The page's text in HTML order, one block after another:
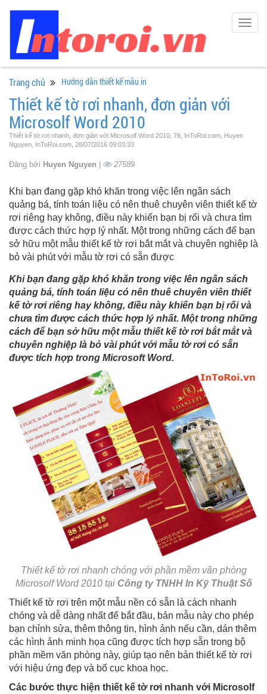
Trang chủ Hướng dẫn thiết kế mẫu in
Thiết kế tờ rơi nhanh, đơn giản với
Microsolf Word 2010
Thiết kế tờ rơi nhanh, đơn giản với Microsolf Word 2010, 76, InToRoi.com, Huyen
Nguyen, InToRoi.com, 28/07/2016 09:03:33
Đăng bởi Huyen Nguyen 27589
Khi bạn đang gặp khó khăn trong việc lên ngân sách
quảng bá, tính toán liệu có nên thuê chuyên viên thiết kế tờ
rơi riêng hay không, điều này khiến bạn bị rối và chưa tìm
được cách thức hợp lý nhất. Một trong những cách để bạn
sở hữu một mẫu thiết kế tờ rơi bắt mắt và chuyên nghiệp là
bỏ vài phút với mẫu tờ rơi có sẵn được
Khi bạn đang gặp khó khăn trong việc lên ngân sách
quảng bá, tính toán liệu có nên thuê chuyên viên thiết
kế tờ rơi riêng hay không, điều này khiến bạn bị rối và
chưa tìm được cách thức hợp lý nhất. Một trong những
cách để bạn sở hữu một mẫu thiết kế tờ rơi bắt mắt và
chuyên nghiệp là bỏ vài phút với mẫu tờ rơi có sẵn
được tích hợp trong Microsoft Word.
Thiết kế tờ rơi nhanh chóng với phần mềm văn phòng
Microsolf Word 2010 tại Công ty TNHH In Kỹ Thuật Số
Thiết kế tờ rơi trên một mẫu nền có sẵn là cách nhanh
chóng và dễ dàng nhất để bắt đầu, bản mẫu này cho phép
bạn chỉnh sửa, thêm thông tin, hình ảnh nếu cần, dán thêm
các hình ảnh minh họa cũng được tích hợp sẵn trong bộ
phần mềm văn phòng này, giúp tạo nên bản thiết kế tờ rơi
với hiệu ứng đẹp và bố cục khoa học.
Các bước thực hiện thiết kế tờ rơi nhanh với Microsolf